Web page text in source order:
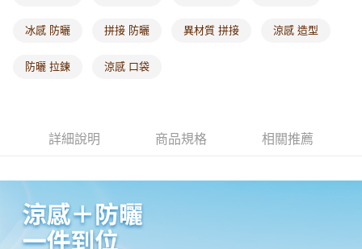
海外配送-歐美地區 查看運費
冰感 防曬 拼接 防曬 異材質 拼接 涼感 造型
防曬 拉鍊 涼感 口袋
詳細說明 商品規格 相關推薦